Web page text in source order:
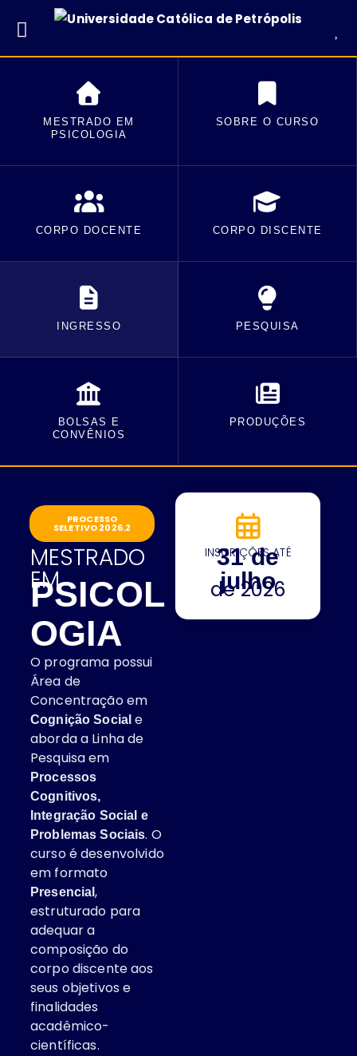
MESTRADO EM
PSICOLOGIA
SOBRE O CURSO
CORPO DOCENTE CORPO DISCENTE
INGRESSO PESQUISA
BOLSAS E
CONVÊNIOS
PRODUÇÕES
PROCESSO
SELETIVO 2026.2
MESTRADO
EM
PSICOL
OGIA
O programa possui
Área de
Concentração em
Cognição Social e
aborda a Linha de
Pesquisa em
Processos
Cognitivos,
Integração Social e
Problemas Sociais. O
curso é desenvolvido
em formato
Presencial,
estruturado para
adequar a
composição do
corpo discente aos
seus objetivos e
finalidades
acadêmico-
científicas.
INSCRIÇÕES ATÉ
31 de
julho
de 2026